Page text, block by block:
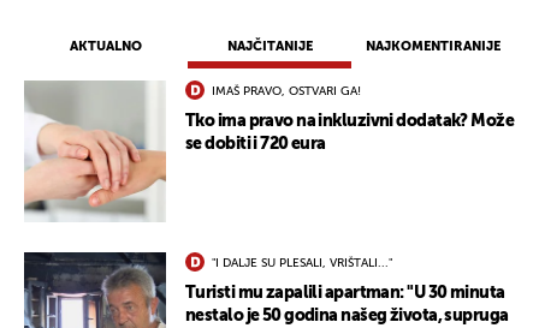
AKTUALNO NAJČITANIJE NAJKOMENTIRANIJE
IMAŠ PRAVO, OSTVARI GA!
Tko ima pravo na inkluzivni dodatak? Može
se dobiti i 720 eura
"I DALJE SU PLESALI, VRIŠTALI..."
Turisti mu zapalili apartman: "U 30 minuta
nestalo je 50 godina našeg života, supruga